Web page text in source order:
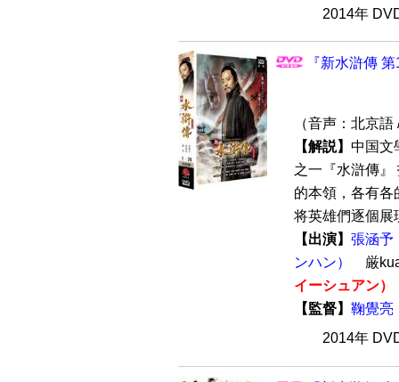
2014年
『新水滸傳
（音声：北京
【解説】 中国文
之一『水滸傳』
的本領，各有各
将英雄們逐個展
【出演】 張涵予
ンハン）
厳
イーシュアン）
【監督】 鞠覺亮
2014年